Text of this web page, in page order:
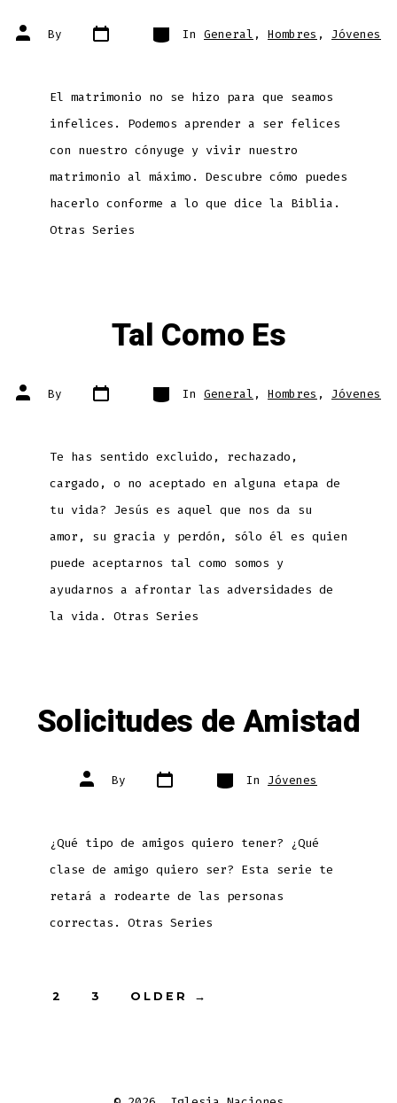
Post
author
By Post
date
Categories
In General , Hombres , Jóvenes
El matrimonio no se hizo para que seamos
infelices. Podemos aprender a ser felices
con nuestro cónyuge y vivir nuestro
matrimonio al máximo. Descubre cómo puedes
hacerlo conforme a lo que dice la Biblia.
Otras Series
Tal Como Es
Post
author
By Post
date
Categories
In General , Hombres , Jóvenes
Te has sentido excluido, rechazado,
cargado, o no aceptado en alguna etapa de
tu vida? Jesús es aquel que nos da su
amor, su gracia y perdón, sólo él es quien
puede aceptarnos tal como somos y
ayudarnos a afrontar las adversidades de
la vida. Otras Series
Solicitudes de Amistad
Post
author
By Post
date
Categories
In Jóvenes
¿Qué tipo de amigos quiero tener? ¿Qué
clase de amigo quiero ser? Esta serie te
retará a rodearte de las personas
correctas. Otras Series
Posts
2 3 OLDER →